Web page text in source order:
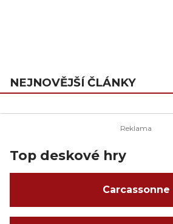
NEJNOVĚJŠÍ ČLÁNKY
Top deskové hry
Carcassonne